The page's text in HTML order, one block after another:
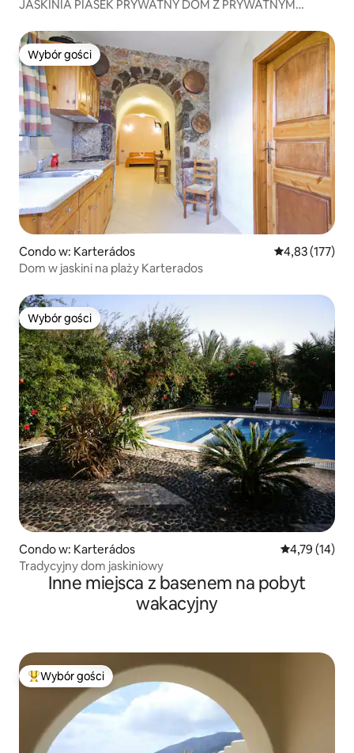
JASKINIA PIASEK PRYWATNY DOM Z PRYWATNYM
Wybór gości
Wybór gości
Condo w: Karterádos Średnia
4,83 (177)
Dom w jaskini na plaży Karterados
Wybór gości
Wybór gości
Condo w: Karterádos Średnia
4,79 (14)
Tradycyjny dom jaskiniowy
Inne miejsca z basenem na pobyt
wakacyjny
Najpopularniejsze z kategorii Wybór gości
Wybór gości